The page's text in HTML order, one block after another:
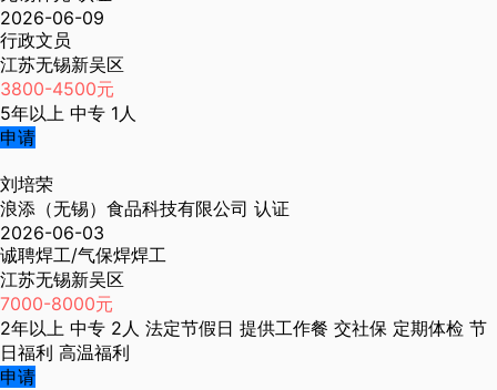
2026-06-09
行政文员
江苏无锡新吴区
3800-4500元
5年以上 中专 1人
申请
刘培荣
浪添（无锡）食品科技有限公司 认证
2026-06-03
诚聘焊工/气保焊焊工
江苏无锡新吴区
7000-8000元
2年以上 中专 2人 法定节假日 提供工作餐 交社保 定期体检 节
日福利 高温福利
申请